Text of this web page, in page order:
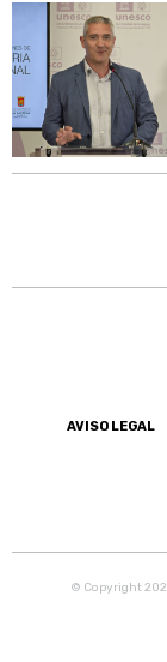
AVISO LEGAL
© Copyright